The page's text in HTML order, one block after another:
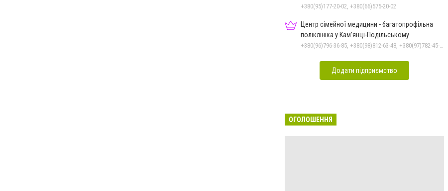
реклама
+380(95)177-20-02, +380(66)575-20-02
Центр сімейної медицини - багатопрофільна
поліклініка у Кам’янці-Подільському
Додати підприємство
ОГОЛОШЕННЯ